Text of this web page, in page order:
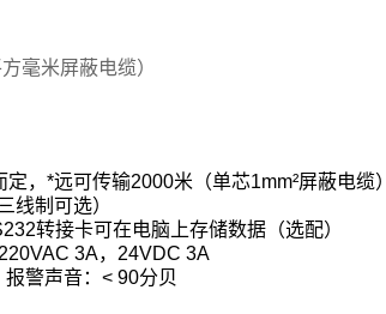
毫米屏蔽电缆）
定，*远可传输2000米（单芯1mm²屏蔽电缆）
线制可选）
转接卡可在电脑上存储数据 （选配）
220VAC 3A， 24VDC 3A
警声音： < 90分贝